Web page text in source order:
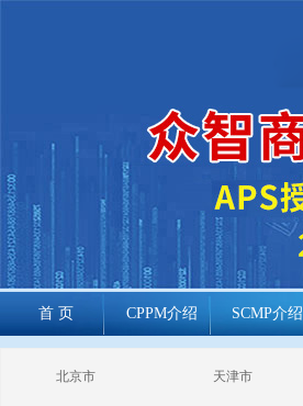
首 页 CPPM介绍 SCMP介绍
cppm报考常见
问题
北京市 天津市